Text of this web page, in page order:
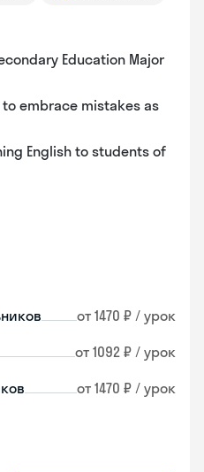
Education Major
embrace mistakes as
English to students of
от 1470 ₽ / урок
от 1092 ₽ / урок
от 1470 ₽ / урок